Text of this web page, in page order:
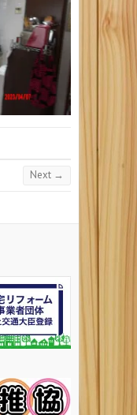
Next →